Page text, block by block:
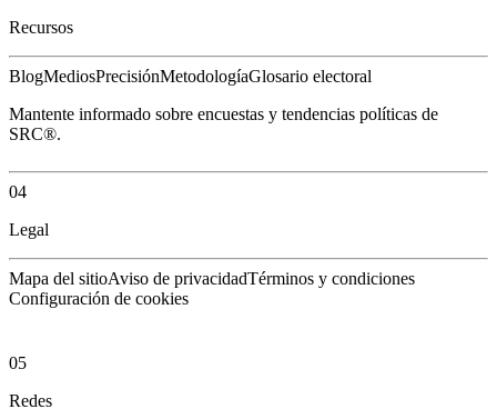
Recursos
BlogMediosPrecisiónMetodologíaGlosario electoral
Mantente informado sobre encuestas y tendencias políticas de
SRC®.
04
Legal
Mapa del sitioAviso de privacidadTérminos y condiciones
Configuración de cookies
05
Redes